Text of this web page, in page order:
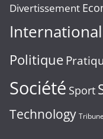
Divertissement
International
Politique
Société Sport
Technology Tribune